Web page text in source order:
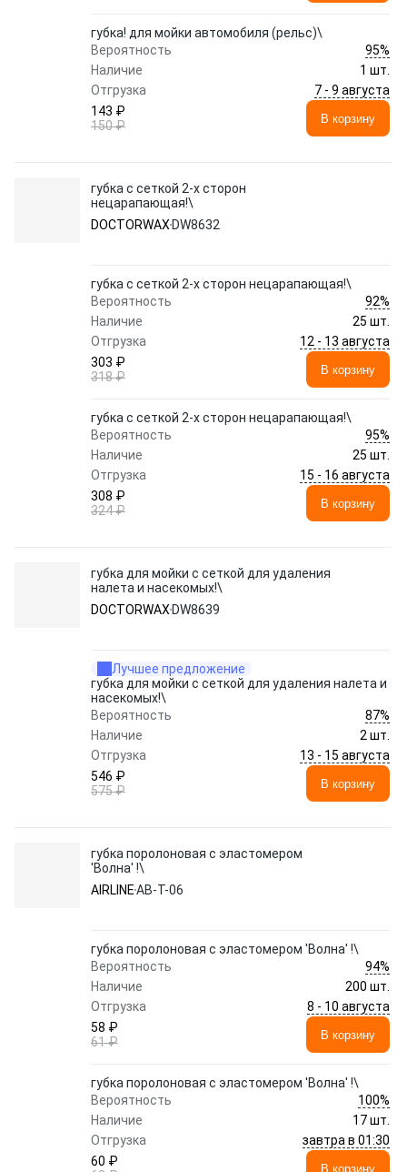
губка! для мойки автомобиля (рельс)\
Вероятность
95%
Наличие
1 шт.
Отгрузка
7 - 9 августа
143 ₽
150 ₽
В корзину
губка с сеткой 2-х сторон
нецарапающая!\
DOCTORWAX DW8632
губка с сеткой 2-х сторон нецарапающая!\
Вероятность
92%
Наличие
25 шт.
Отгрузка
12 - 13 августа
303 ₽
318 ₽
В корзину
губка с сеткой 2-х сторон нецарапающая!\
Вероятность
95%
Наличие
25 шт.
Отгрузка
15 - 16 августа
308 ₽
324 ₽
В корзину
губка для мойки с сеткой для удаления
налета и насекомых!\
DOCTORWAX DW8639
Лучшее предложение
губка для мойки с сеткой для удаления налета и
насекомых!\
Вероятность
87%
Наличие
2 шт.
Отгрузка
13 - 15 августа
546 ₽
575 ₽
В корзину
губка поролоновая с эластомером
'Волна' !\
AIRLINEAB-T-06
губка поролоновая с эластомером 'Волна' !\
Вероятность
94%
Наличие
200 шт.
Отгрузка
8 - 10 августа
58 ₽
61 ₽
В корзину
губка поролоновая с эластомером 'Волна' !\
Вероятность
100%
Наличие
17 шт.
Отгрузка
завтра в 01:30
60 ₽
В корзину